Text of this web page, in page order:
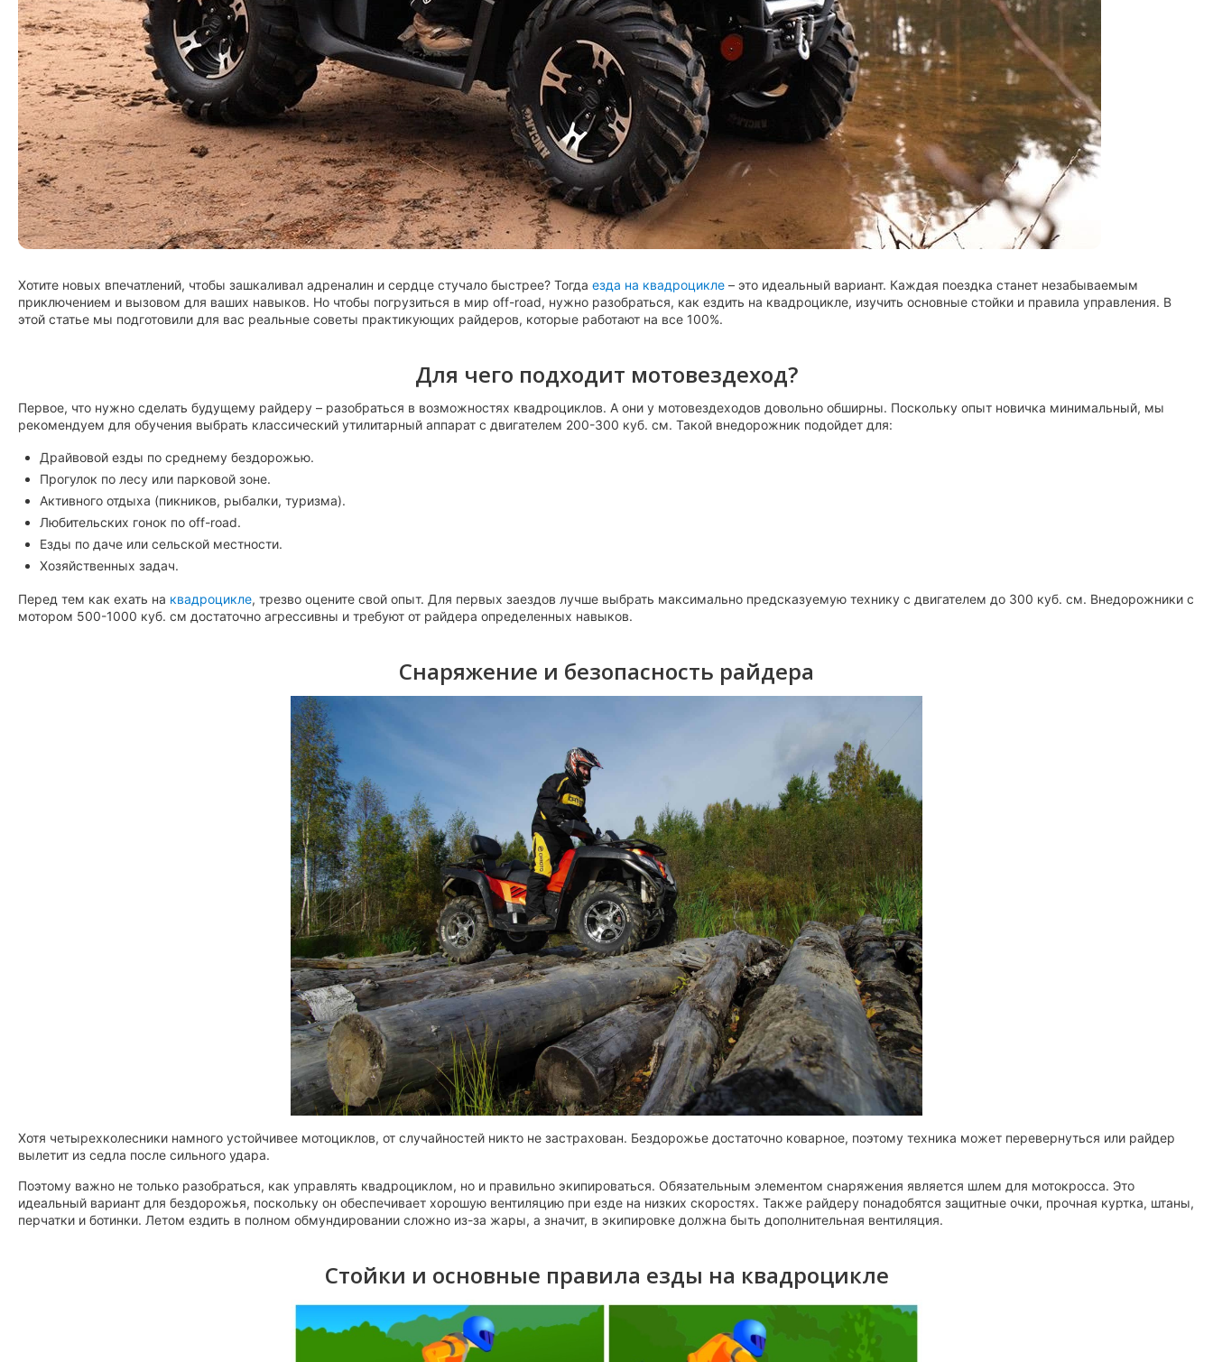
Хотите новых впечатлений, чтобы зашкаливал адреналин и сердце стучало быстрее? Тогда езда на квадроцикле – это идеальный вариант. Каждая поездка станет незабываемым
приключением и вызовом для ваших навыков. Но чтобы погрузиться в мир off-road, нужно разобраться, как ездить на квадроцикле, изучить основные стойки и правила управления. В
этой статье мы подготовили для вас реальные советы практикующих райдеров, которые работают на все 100%.
Для чего подходит мотовездеход?
Первое, что нужно сделать будущему райдеру – разобраться в возможностях квадроциклов. А они у мотовездеходов довольно обширны. Поскольку опыт новичка минимальный, мы
рекомендуем для обучения выбрать классический утилитарный аппарат с двигателем 200-300 куб. см. Такой внедорожник подойдет для:
Драйвовой езды по среднему бездорожью.
Прогулок по лесу или парковой зоне.
Активного отдыха (пикников, рыбалки, туризма).
Любительских гонок по off-road.
Езды по даче или сельской местности.
Хозяйственных задач.
Перед тем как ехать на квадроцикле, трезво оцените свой опыт. Для первых заездов лучше выбрать максимально предсказуемую технику с двигателем до 300 куб. см. Внедорожники с
мотором 500-1000 куб. см достаточно агрессивны и требуют от райдера определенных навыков.
Снаряжение и безопасность райдера
Хотя четырехколесники намного устойчивее мотоциклов, от случайностей никто не застрахован. Бездорожье достаточно коварное, поэтому техника может перевернуться или райдер
вылетит из седла после сильного удара.
Поэтому важно не только разобраться, как управлять квадроциклом, но и правильно экипироваться. Обязательным элементом снаряжения является шлем для мотокросса. Это
идеальный вариант для бездорожья, поскольку он обеспечивает хорошую вентиляцию при езде на низких скоростях. Также райдеру понадобятся защитные очки, прочная куртка, штаны,
перчатки и ботинки. Летом ездить в полном обмундировании сложно из-за жары, а значит, в экипировке должна быть дополнительная вентиляция.
Стойки и основные правила езды на квадроцикле